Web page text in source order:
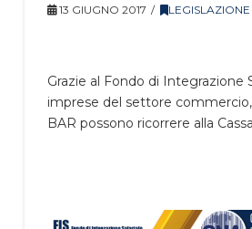
13 GIUGNO 2017 LEGISLAZIONE
Grazie al Fondo di Integrazione
imprese del settore
BAR possono ricorrere alla